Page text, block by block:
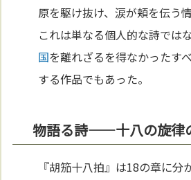
原を駆け抜け、涙が頬を伝う
これは単なる個人的な詩では
国を離れざるを得なかったす
する作品でもあった。
物語る詩——十八の旋律
『胡笳十八拍』は18の章に分